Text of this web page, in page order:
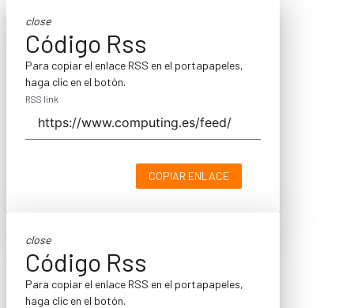
close
Código Rss
Para copiar el enlace RSS en el portapapeles,
haga clic en el botón.
RSS link
COPIAR ENLACE
close
Código Rss
Para copiar el enlace RSS en el portapapeles,
haga clic en el botón.